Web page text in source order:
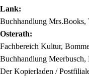
Lank:
Buchhandlung Mrs.Books,
Osterath:
Fachbereich Kultur,
Buchhandlung
Der Kopierladen /